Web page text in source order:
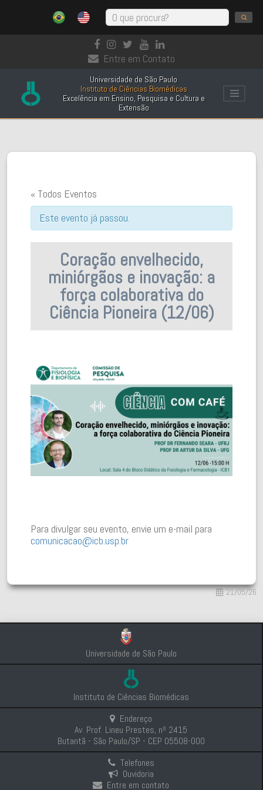
Entre em Contato
Universidade de São Paulo
Instituto de Ciências Biomédicas
Excelência em Ensino, Pesquisa e Cultura e
Extensão
« Todos Eventos
Este evento já passou.
Coração envelhecido,
miniórgãos e inovação: a
força colaborativa do
Ciência Pioneira (12/06)
Para divulgar seu evento, envie um e-mail para
comunicacao@icb.usp.br
21/05/26
Universidade de São Paulo
Instituto de Ciências Biomédicas
Endereço
Av. Prof. Lineu Prestes, nº 2415
Butantã - São Paulo/SP - CEP 05508-000
Telefones
Ouvidoria
Entre em contato